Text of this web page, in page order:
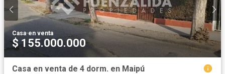
Casa·en venta
$ 155.000.000
Casa en venta de 4 dorm. en Maipú